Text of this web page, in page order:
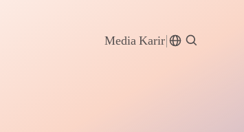
Media Karir